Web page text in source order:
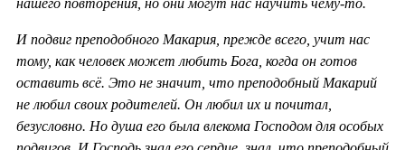
нашего повторения, но они могут нас научить чему-то.
И подвиг преподобного Макария, прежде всего, учит нас
тому, как человек может любить Бога, когда он готов
оставить всё. Это не значит, что преподобный Макарий
не любил своих родителей. Он любил их и почитал,
безусловно. Но душа его была влекома Господом для особых